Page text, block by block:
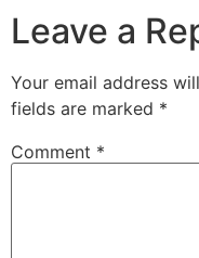
Leave a
Your email address
fields are marked *
Comment *